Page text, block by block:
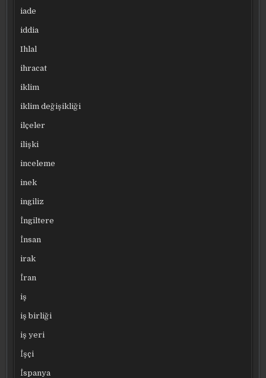
iade
iddia
Ihlal
ihracat
iklim
iklim değişikliği
ilçeler
ilişki
inceleme
inek
ingiliz
İngiltere
İnsan
irak
İran
iş
iş birliği
iş yeri
İşçi
İspanya